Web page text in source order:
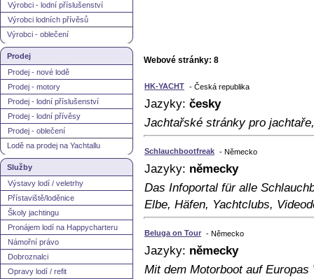
Výrobci - lodní příslušenství
Výrobci lodních přívěsů
Výrobci - oblečení
Prodej
Prodej - nové lodě
Prodej - motory
Prodej - lodní příslušenství
Prodej - lodní přívěsy
Prodej - oblečení
Lodě na prodej na Yachtallu
Služby
Výstavy lodí / veletrhy
Přístaviště/loděnice
Školy jachtingu
Pronájem lodí na Happycharteru
Námořní právo
Dobroznalci
Opravy lodí / refit
Webové stránky: 8
HK-YACHT - Česká republika
Jazyky: česky
Jachtařské stránky pro
Schlauchbootfreak - Německo
Jazyky: německy
Das Infoportal für alle
Elbe, Häfen, Yachtclubs,
Beluga on Tour - Německo
Jazyky: německy
Mit dem Motorboot auf